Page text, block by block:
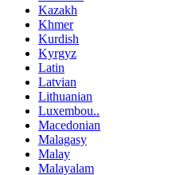
Kazakh
Khmer
Kurdish
Kyrgyz
Latin
Latvian
Lithuanian
Luxembou..
Macedonian
Malagasy
Malay
Malayalam